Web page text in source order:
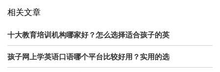
相关文章
十大教育培训机构哪家好？怎么选择适合孩子的英
孩子网上学英语口语哪个平台比较好用？实用的选